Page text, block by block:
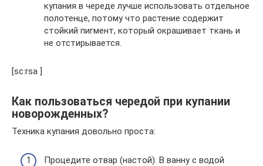
купания в череде лучше использовать отдельное
полотенце, потому что растение содержит
стойкий пигмент, который окрашивает ткань и
не отстирывается.
[sc:rsa ]
Как пользоваться чередой при купании
новорожденных?
Техника купания довольно проста:
Процедите отвар (настой). В ванну с водой